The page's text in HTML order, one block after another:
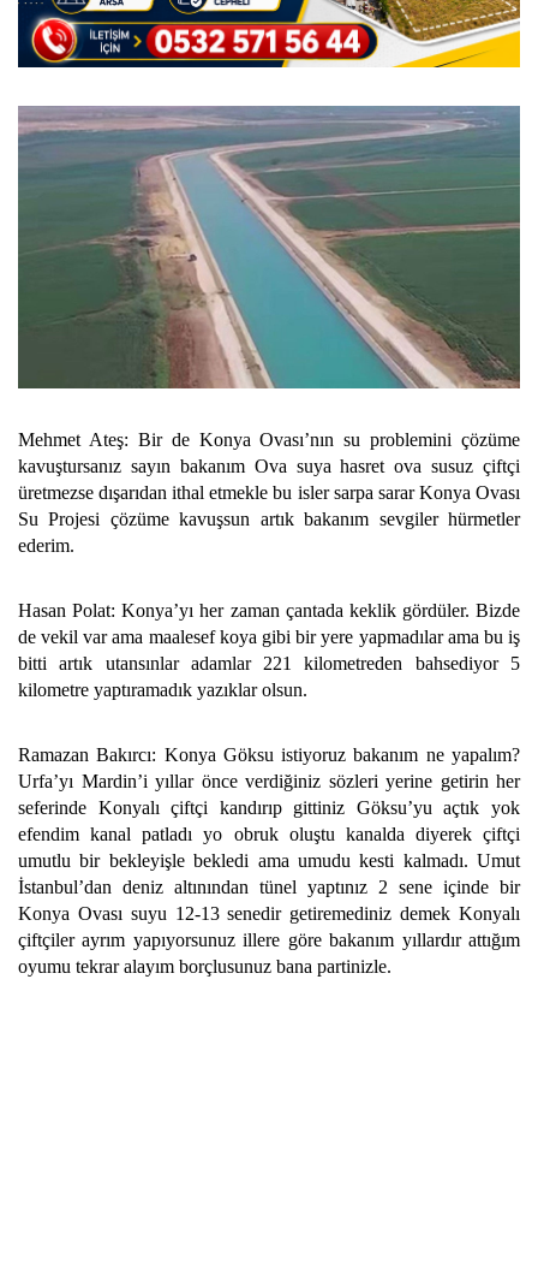
Mehmet Ateş: Bir de Konya Ovası’nın su problemini çözüme
kavuştursanız sayın bakanım Ova suya hasret ova susuz çiftçi
üretmezse dışarıdan ithal etmekle bu isler sarpa sarar Konya Ovası
Su Projesi çözüme kavuşsun artık bakanım sevgiler hürmetler
ederim.
Hasan Polat: Konya’yı her zaman çantada keklik gördüler. Bizde
de vekil var ama maalesef koya gibi bir yere yapmadılar ama bu iş
bitti artık utansınlar adamlar 221 kilometreden bahsediyor 5
kilometre yaptıramadık yazıklar olsun.
Ramazan Bakırcı: Konya Göksu istiyoruz bakanım ne yapalım?
Urfa’yı Mardin’i yıllar önce verdiğiniz sözleri yerine getirin her
seferinde Konyalı çiftçi kandırıp gittiniz Göksu’yu açtık yok
efendim kanal patladı yo obruk oluştu kanalda diyerek çiftçi
umutlu bir bekleyişle bekledi ama umudu kesti kalmadı. Umut
İstanbul’dan deniz altınından tünel yaptınız 2 sene içinde bir
Konya Ovası suyu 12-13 senedir getiremediniz demek Konyalı
çiftçiler ayrım yapıyorsunuz illere göre bakanım yıllardır attığım
oyumu tekrar alayım borçlusunuz bana partinizle.